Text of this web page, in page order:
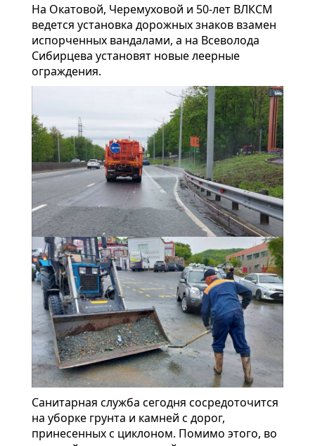
На Окатовой, Черемуховой и 50-лет ВЛКСМ
ведется установка дорожных знаков взамен
испорченных вандалами, а на Всеволода
Сибирцева установят новые леерные
ограждения.
Санитарная служба сегодня сосредоточится
на уборке грунта и камней с дорог,
принесенных с циклоном. Помимо этого, во